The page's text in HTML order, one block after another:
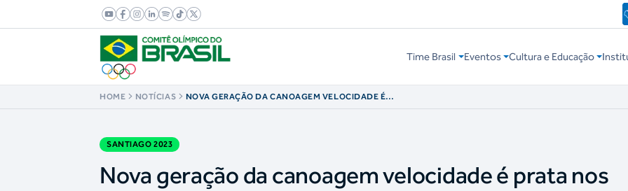
Time Brasil Eventos Cultura e Educação
HOME NOTÍCIAS
NOVA GERAÇÃO DA CANOAGEM VELOCIDADE É
SANTIAGO 2023
Nova geração da canoagem velocidade é prata nos